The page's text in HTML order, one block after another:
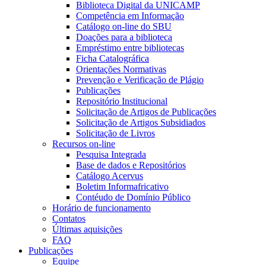
Biblioteca Digital da UNICAMP
Competência em Informação
Catálogo on-line do SBU
Doações para a biblioteca
Empréstimo entre bibliotecas
Ficha Catalográfica
Orientações Normativas
Prevenção e Verificação de Plágio
Publicações
Repositório Institucional
Solicitação de Artigos de Publicações
Solicitação de Artigos Subsidiados
Solicitação de Livros
Recursos on-line
Pesquisa Integrada
Base de dados e Repositórios
Catálogo Acervus
Boletim Informafricativo
Contéudo de Domínio Público
Horário de funcionamento
Contatos
Últimas aquisições
FAQ
Publicações
Equipe